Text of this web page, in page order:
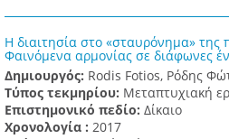
Η διαιτησία στο «σταυρόνημα» της
Φαινόμενα αρμονίας σε διάφωνες
Δημιουργός: Rodis Fotios, Ρόδης
Τύπος τεκμηρίου: Μεταπτυχιακή
Επιστημονικό πεδίο: Δίκαιο
Χρονολογία : 2017